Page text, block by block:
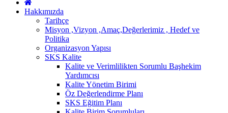
Hakkımızda
Tarihçe
Misyon ,Vizyon ,Amaç,Değerlerimiz , Hedef ve
Politika
Organizasyon Yapısı
SKS Kalite
Kalite ve Verimlilikten Sorumlu Başhekim
Yardımcısı
Kalite Yönetim Birimi
Öz Değerlendirme Planı
SKS Eğitim Planı